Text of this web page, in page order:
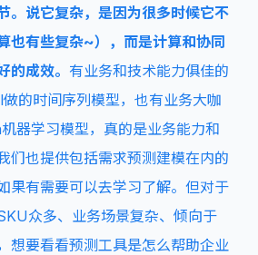
。说它复杂，是因为很多时候它不
也有些复杂~），而是计算和协同
的成效。 有业务和技术能力俱佳的
的时间序列模型，也有业务大咖
器学习模型，真的是业务能力和
们也提供包括需求预测建模在内的
果有需要可以去学习了解。但对于
众多、业务场景复杂、倾向于
想要看看预测工具是怎么帮助企业